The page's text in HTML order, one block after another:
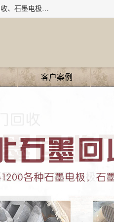
河北石墨回收厂家昊联碳素有限公司主要经营业务：石墨粉子回收、废石墨方子回收、高纯废石墨回收、废石墨回收、石墨电极回收、废石墨板回收、石墨增碳剂、单晶硅石墨、单晶硅石墨回收、废多晶硅石墨、废多晶硅石墨回收、废高纯石墨回收、废石墨、废石墨棒、废石墨棒回收、废石墨换热器回收、高纯石墨回收、石墨粉回收、石墨换热器回收、石墨纸回收、回收石墨板、回收石墨电极、石墨板回收、石墨回收。
客户案例